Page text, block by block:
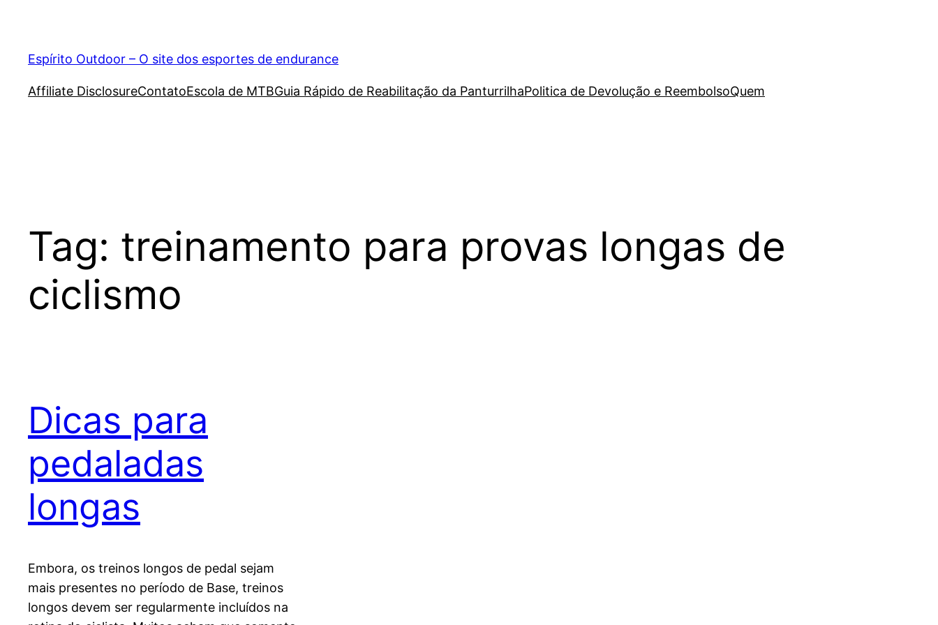
Espírito Outdoor – O site dos esportes de endurance
Affiliate DisclosureContatoEscola de MTBGuia Rápido de Reabilitação da PanturrilhaPolitica de Devolução e ReembolsoQuem
Tag: treinamento para provas longas de
ciclismo
Dicas para
pedaladas
longas
Embora, os treinos longos de pedal sejam
mais presentes no período de Base, treinos
longos devem ser regularmente incluídos na